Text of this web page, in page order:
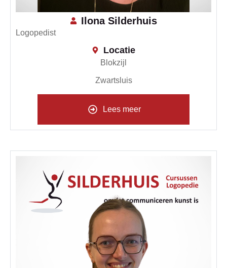
Ilona Silderhuis
Logopedist
Locatie
Blokzijl
Zwartsluis
Lees meer